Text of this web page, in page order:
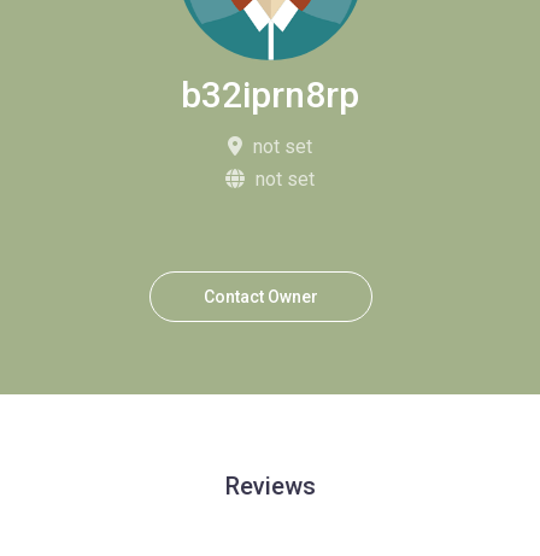
b32iprn8rp
not set
not set
Contact Owner
Reviews